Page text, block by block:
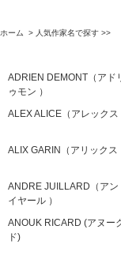
ホーム > 人気作家名で探す >>
ADRIEN DEMONT（アド
ゥモン ）
ALEX ALICE（アレックス
ALIX GARIN（アリックス
ANDRE JUILLARD（アン
イヤール ）
ANOUK RICARD (アヌー
ド)